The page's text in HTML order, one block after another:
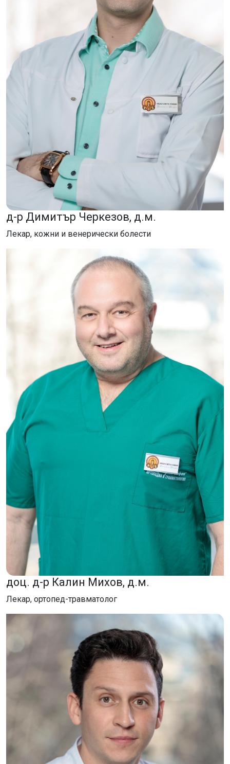
д-р Димитър Черкезов, д.м.
Лекар, кожни и венерически болести
доц. д-р Калин Михов, д.м.
Лекар, ортопед-травматолог